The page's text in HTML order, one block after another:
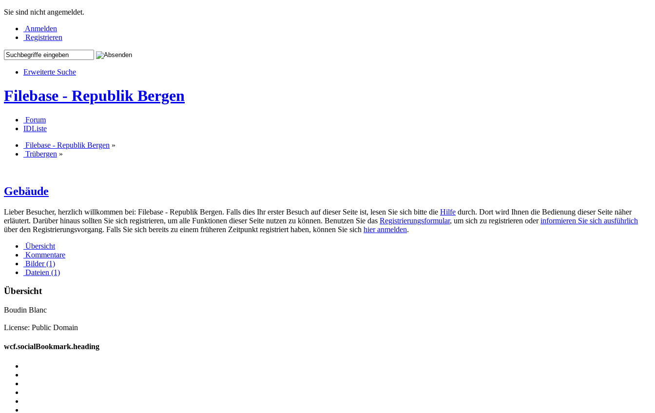
Sie sind nicht angemeldet.
Anmelden
Registrieren
Erweiterte Suche
Filebase - Republik Bergen
Forum
IDListe
Filebase - Republik Bergen »
Trübergen »
Gebäude
Lieber Besucher, herzlich willkommen bei: Filebase - Republik Bergen. Falls dies Ihr erster Besuch auf dieser Seite ist, lesen Sie sich bitte die Hilfe durch. Dort wird Ihnen die Bedienung dieser Seite näher
erläutert. Darüber hinaus sollten Sie sich registrieren, um alle Funktionen dieser Seite nutzen zu können. Benutzen Sie das Registrierungsformular, um sich zu registrieren oderinformieren Sie sich ausführlich
über den Registrierungsvorgang. Falls Sie sich bereits zu einem früheren Zeitpunkt registriert haben, können Sie sich hier anmelden.
Übersicht
Kommentare
Bilder (1)
Dateien (1)
Übersicht
Boudin Blanc
License: Public Domain
wcf.socialBookmark.heading